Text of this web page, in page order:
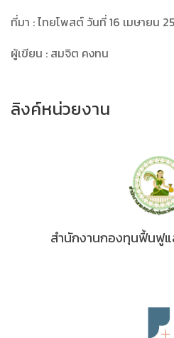
ที่มา : ไทยโพสต์ วันที่ 16 เมษายน
ผู้เขียน : สมจิต คงทน
ลิงค์หน่วยงาน
สำนักงานกองทุนฟื้นฟู